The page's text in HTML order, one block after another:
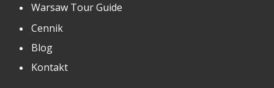
Warsaw Tour Guide
Cennik
Blog
Kontakt